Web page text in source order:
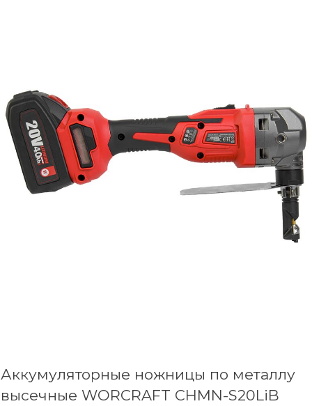
Аккумуляторные ножницы по металлу
высечные WORCRAFT CHMN-S20LiB